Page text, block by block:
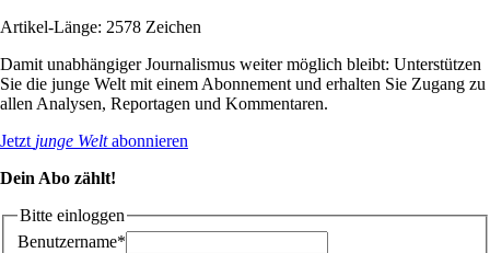
Artikel-Länge: 2578 Zeichen
Damit unabhängiger Journalismus weiter möglich bleibt: Unterstützen
Sie die junge Welt mit einem Abonnement und erhalten Sie Zugang zu
allen Analysen, Reportagen und Kommentaren.
Jetzt junge Weltabonnieren
Dein Abo zählt!
Bitte einloggen
Benutzername*